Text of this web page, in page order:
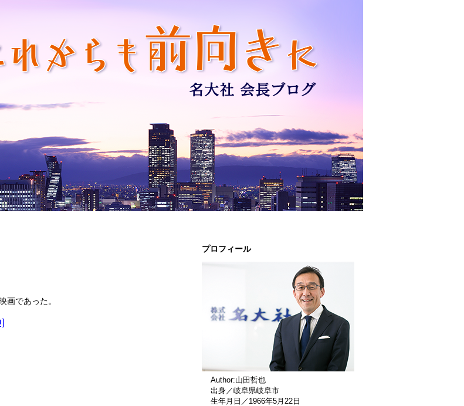
プロフィール
Author:山田哲也
出身／岐阜県岐阜市
生年月日／1966年5月22日
画であった。